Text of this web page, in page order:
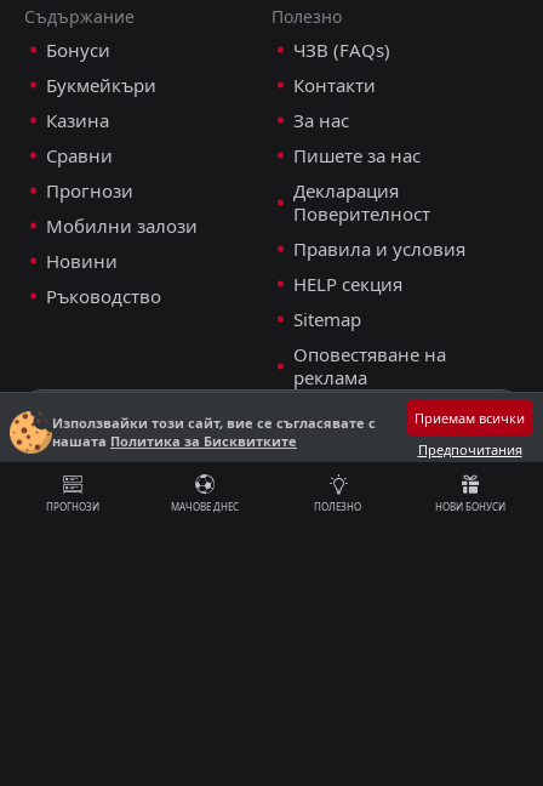
Използвайки този сайт, вие се съгласявате с
нашата Политика за Бисквитките
Приемам всички
Предпочитания
ПРОГНОЗИ МАЧОВЕ ДНЕС ПОЛЕЗНО НОВИ БОНУСИ
Съдържание
Бонуси
Букмейкъри
Казина
Сравни
Прогнози
Мобилни залози
Новини
Ръководство
Полезно
ЧЗВ (FAQs)
Контакти
За нас
Пишете за нас
Декларация
Поверителност
Правила и условия
HELP секция
Sitemap
Оповестяване на
реклама
Представен в